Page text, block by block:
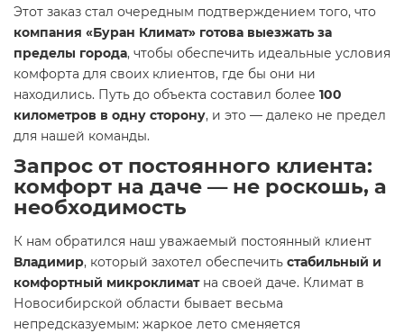
Этот заказ стал очередным подтверждением того, что
компания «Буран Климат» готова выезжать за
пределы города, чтобы обеспечить идеальные условия
комфорта для своих клиентов, где бы они ни
находились. Путь до объекта составил более 100
километров в одну сторону, и это — далеко не предел
для нашей команды.
Запрос от постоянного клиента:
комфорт на даче — не роскошь, а
необходимость
К нам обратился наш уважаемый постоянный клиент
Владимир, который захотел обеспечить стабильный и
комфортный микроклиматна своей даче. Климат в
Новосибирской области бывает весьма
непредсказуемым: жаркое лето сменяется